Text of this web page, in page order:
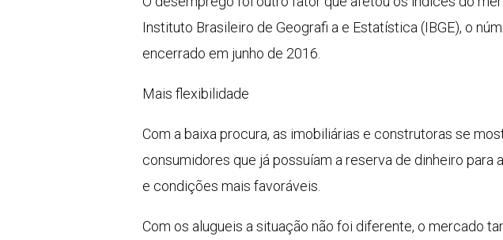
Instituto Brasileiro de Geografi a e Estatística (IBGE), o
encerrado em junho de 2016.
Mais flexibilidade
Com a baixa procura, as imobiliárias e construtoras se
consumidores que já possuíam a reserva de dinheiro
e condições mais favoráveis.
Com os alugueis a situação não foi diferente, o mercado